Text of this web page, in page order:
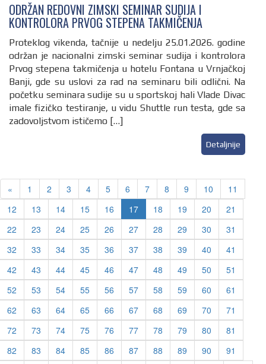
ODRŽAN REDOVNI ZIMSKI SEMINAR SUDIJA I
KONTROLORA PRVOG STEPENA TAKMIČENJA
Proteklog vikenda, tačnije u nedelju 25.01.2026. godine
održan je nacionalni zimski seminar sudija i kontrolora
Prvog stepena takmičenja u hotelu Fontana u Vrnjačkoj
Banji, gde su uslovi za rad na seminaru bili odlični. Na
početku seminara sudije su u sportskoj hali Vlade Divac
imale fizičko testiranje, u vidu Shuttle run testa, gde sa
zadovoljstvom ističemo […]
Detaljnije
« Previous
1 2 3 4 5 6 7 8 9 10
11
12
13 14 15 16 17 18 19 20
21
22
23 24 25 26 27 28 29 30
31
32
33 34 35 36 37 38 39 40
41
42
43 44 45 46 47 48 49 50
51
52
53 54 55 56 57 58 59 60
61
62
63 64 65 66 67 68 69 70
71
72
73 74 75 76 77 78 79 80
81
82
83 84 85 86 87 88 89 90
91